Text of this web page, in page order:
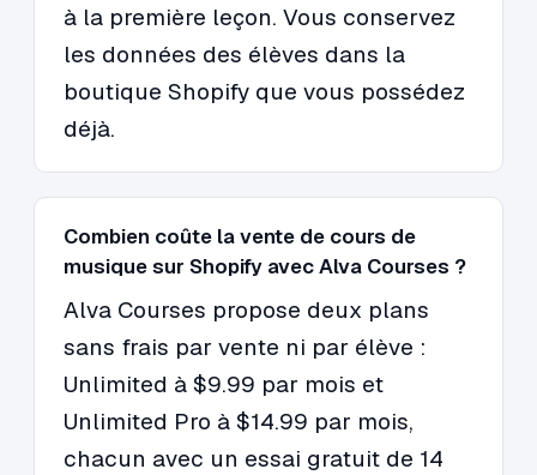
à la première leçon. Vous conservez
les données des élèves dans la
boutique Shopify que vous possédez
déjà.
Combien coûte la vente de cours de
musique sur Shopify avec Alva Courses ?
Alva Courses propose deux plans
sans frais par vente ni par élève :
Unlimited à $9.99 par mois et
Unlimited Pro à $14.99 par mois,
chacun avec un essai gratuit de 14